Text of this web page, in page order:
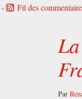
- Fil des
Par